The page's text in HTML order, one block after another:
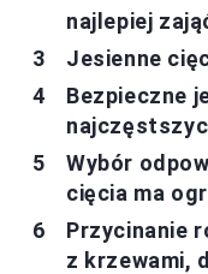
najlepiej
Jesienne
Bezpieczne
Wybór
cięcia ma
Przycinanie
z krzewami,